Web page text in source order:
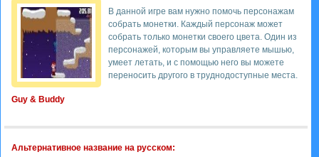
Guy & Buddy
В данной игре вам нужно помочь персонажам
собрать монетки. Каждый персонаж может
собрать только монетки своего цвета. Один из
персонажей, которым вы управляете мышью,
умеет летать, и с помощью него вы можете
переносить другого в труднодоступные места.
Альтернативное название на русском: